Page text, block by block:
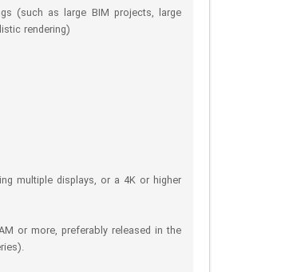
(such as large BIM projects, large
rendering)
multiple displays, or a 4K or higher
or more, preferably released in the